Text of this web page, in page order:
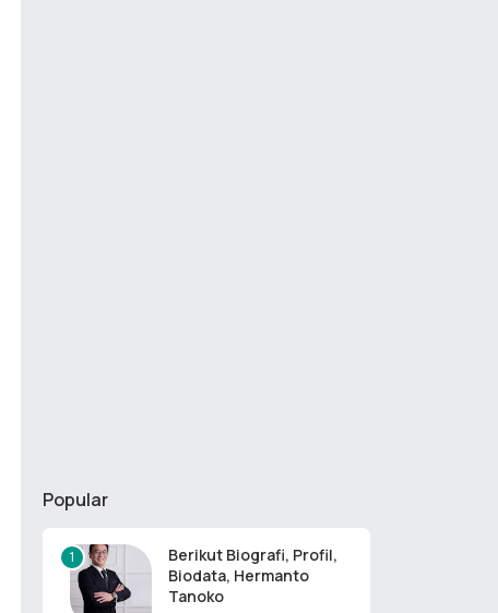
Popular
Berikut Biografi, Profil,
Biodata, Hermanto
Tanoko